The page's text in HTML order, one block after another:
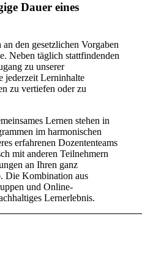
Dauer eines
den gesetzlichen Vorgaben
Neben täglich stattfindenden
zu unserer
jederzeit Lerninhalte
zu vertiefen oder zu
Lernen stehen in
im harmonischen
erfahrenen Dozententeams
mit anderen Teilnehmern
an Ihren ganz
Die Kombination aus
und Online-
Lernerlebnis.